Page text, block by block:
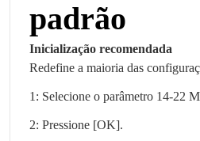
padrão
Inicialização recomendada
Redefine a maioria das
1: Selecione o parâmetro 14-22
2: Pressione [OK].